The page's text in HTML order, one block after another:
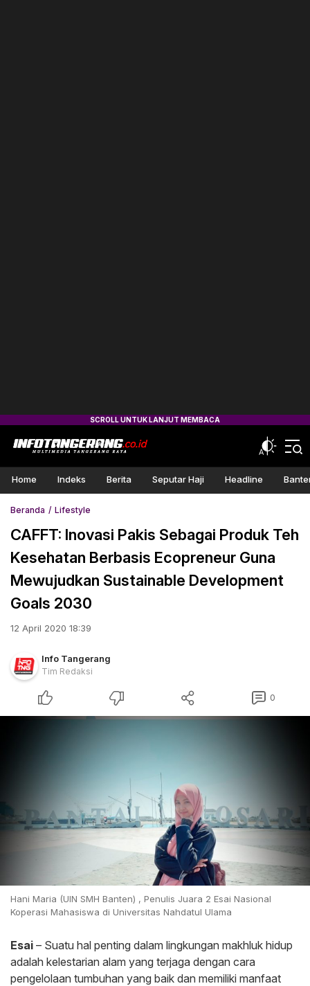
Home Indeks Berita Seputar Haji Headline
Beranda Lifestyle
CAFFT: Inovasi Pakis Sebagai Produk Teh
Kesehatan Berbasis Ecopreneur Guna
Mewujudkan Sustainable Development
Goals 2030
12 April 2020 18:39
Info Tangerang
Tim Redaksi
0
Hani Maria (UIN SMH Banten) , Penulis Juara 2 Esai Nasional
Koperasi Mahasiswa di Universitas Nahdatul Ulama
Esai – Suatu hal penting dalam lingkungan makhluk hidup
adalah kelestarian alam yang terjaga dengan cara
pengelolaan tumbuhan yang baik dan memiliki manfaat